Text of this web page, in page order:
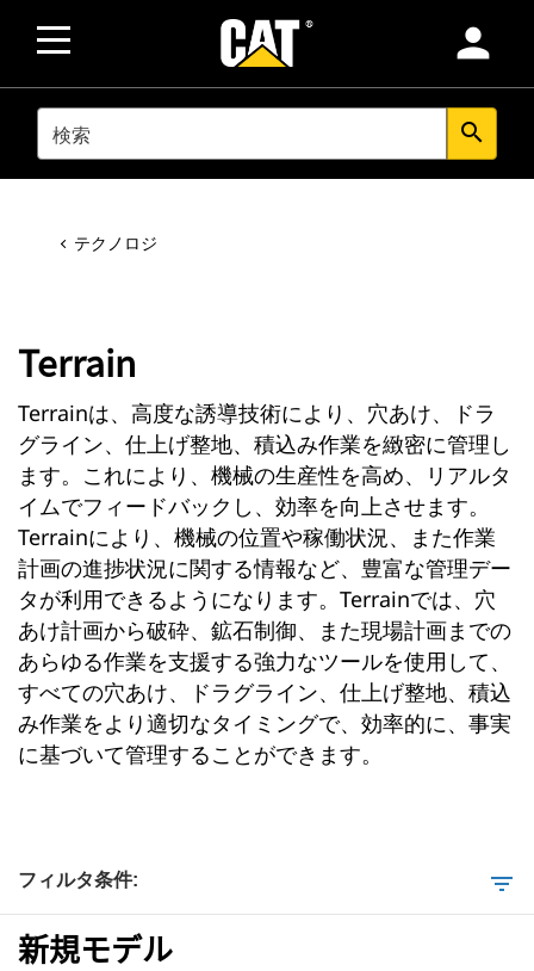
person
SEARCH search
テクノロジ
Terrain
Terrainは、高度な誘導技術により、穴あけ、ドラ
グライン、仕上げ整地、積込み作業を緻密に管理し
ます。これにより、機械の生産性を高め、リアルタ
イムでフィードバックし、効率を向上させます。
Terrainにより、機械の位置や稼働状況、また作業
計画の進捗状況に関する情報など、豊富な管理デー
タが利用できるようになります。Terrainでは、穴
あけ計画から破砕、鉱石制御、また現場計画までの
あらゆる作業を支援する強力なツールを使用して、
すべての穴あけ、ドラグライン、仕上げ整地、積込
み作業をより適切なタイミングで、効率的に、事実
に基づいて管理することができます。
フィルタ条件: filter_list
新規モデル